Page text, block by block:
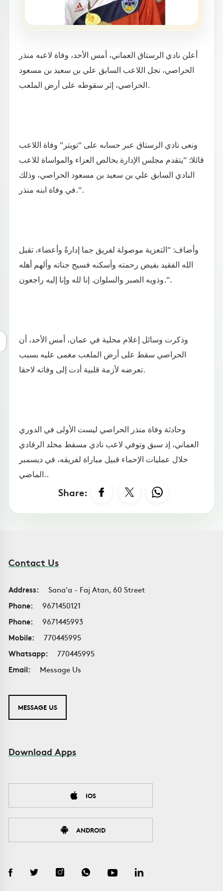
أعلن نادي الرستاق العماني، أمس الأحد، وفاة لاعبه منذر
الحراصي، نجل اللاعب السابق علي بن سعيد بن مسعود
الحراصي، إثر سقوطه على أرض الملعب.
ونعى نادي الرستاق عبر حسابه على "تويتر" وفاة اللاعب
قائلا: "يتقدم مجلس الإدارة بخالص العزاء والمواساة للاعب
النادي السابق علي بن سعيد بن مسعود الحراصي، وذلك
في وفاة ابنه منذر.".
وأضاف: "التعزية موصولة لفريق جما إدارةً وأعضاء، تقبل
الله الفقيد بفيض رحمته وأسكنه فسيح جناته وألهم أهله
وذويه الصبر والسلوان. إنا لله وإنا إليه راجعون.".
وذكرت وسائل إعلام محلية في عمان، أمس الأحد، أن
الحراصي سقط على أرض الملعب مغمى عليه بسبب
تعرضه لأزمة قلبية أدت إلى وفاته لاحقا.
وحادثة وفاة منذر الحراصي ليست الأولى في الدوري
العماني، إذ سبق وتوفي لاعب نادي مسقط مخلد الرقادي
خلال عمليات الإحماء قبيل مباراة لفريقه، في ديسمبر
الماضي..
Share:
Contact Us
Address:
Sana'a - Faj Atan, 60 Street
Phone:
9671450121
Phone:
9671445993
Mobile:
770445995
Whatsapp:
770445995
Email:
Message Us
MESSAGE US
Download Apps
IOS
ANDROID